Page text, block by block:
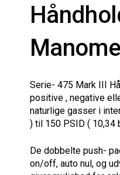
Serie- 475 Mark III
positive , negative
naturlige gasser i
) til 150 PSID ( 10,34
De dobbelte push-
on/off, auto nul, og